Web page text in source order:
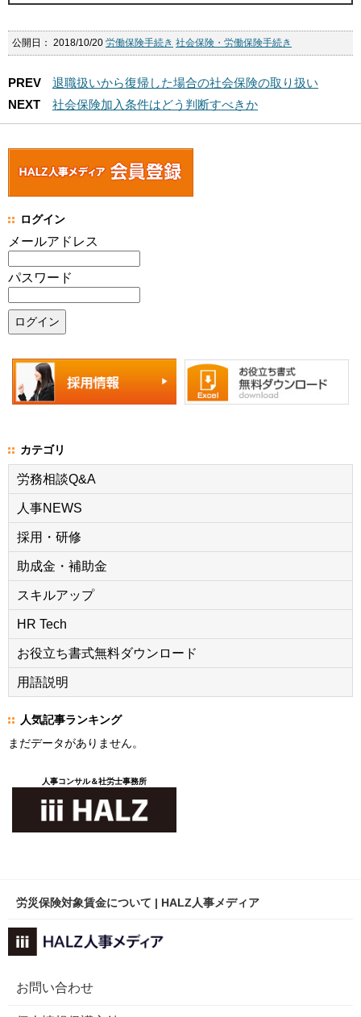
公開日： 2018/10/20 労働保険手続き 社会保険・労働保険手続き
PREV
退職扱いから復帰した場合の社会保険の取り扱い
NEXT
社会保険加入条件はどう判断すべきか
ログイン
メールアドレス
パスワード
カテゴリ
労務相談Q&A
人事NEWS
採用・研修
助成金・補助金
スキルアップ
HR Tech
お役立ち書式無料ダウンロード
用語説明
人気記事ランキング
まだデータがありません。
人事コンサル＆社労士事務所
労災保険対象賃金について | HALZ人事メディア
お問い合わせ